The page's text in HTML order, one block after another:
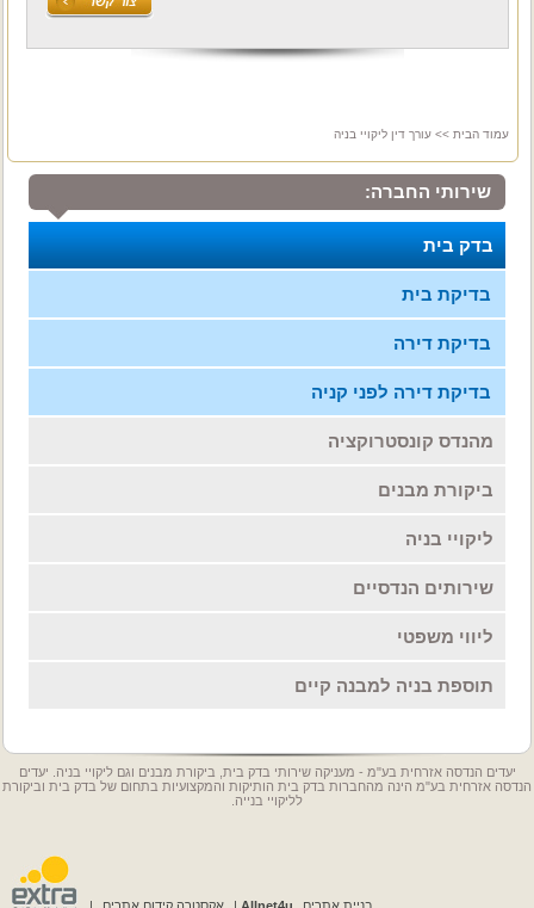
עמוד הבית >> עורך דין ליקויי בניה
שירותי החברה:
בדק בית
בדיקת בית
בדיקת דירה
בדיקת דירה לפני קניה
מהנדס קונסטרוקציה
ביקורת מבנים
ליקויי בניה
שירותים הנדסיים
ליווי משפטי
תוספת בניה למבנה קיים
יעדים הנדסה אזרחית בע"מ - מעניקה שירותי בדק בית, ביקורת מבנים וגם ליקויי בניה. יעדים
הנדסה אזרחית בע"מ הינה מהחברות בדק בית הותיקות והמקצועיות בתחום של בדק בית וביקורת
לליקויי בנייה.